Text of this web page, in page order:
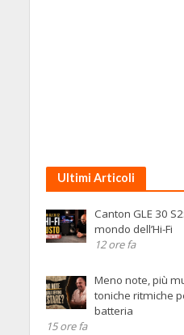
Ultimi Articoli
Canton GLE 30
mondo dell’Hi-Fi
12 ore fa
Meno note, più
toniche ritmiche
batteria
15 ore fa